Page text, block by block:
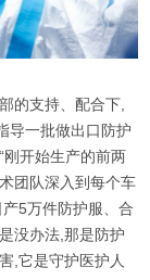
的支持、配合下,
导一批做出口防护
刚开始生产的前两
团队深入到每个车
5万件防护服、合
没办法,那是防护
,它是守护医护人